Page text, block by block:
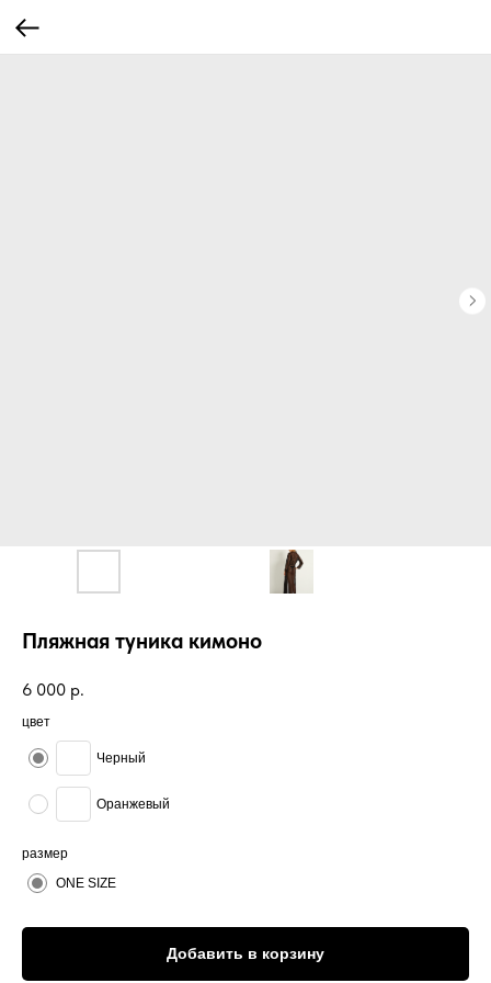
Пляжная туника кимоно
6 000 р.
цвет
Черный
Оранжевый
размер
ONE SIZE
Добавить в корзину